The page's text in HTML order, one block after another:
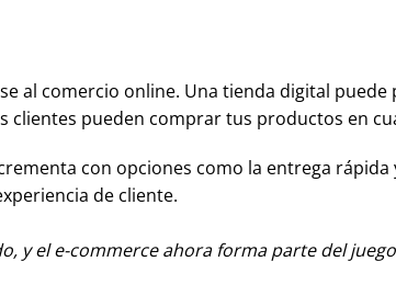
al comercio online. Una tienda digital
clientes pueden comprar tus productos en
con opciones como la entrega
de cliente.
y el e-commerce ahora forma parte del